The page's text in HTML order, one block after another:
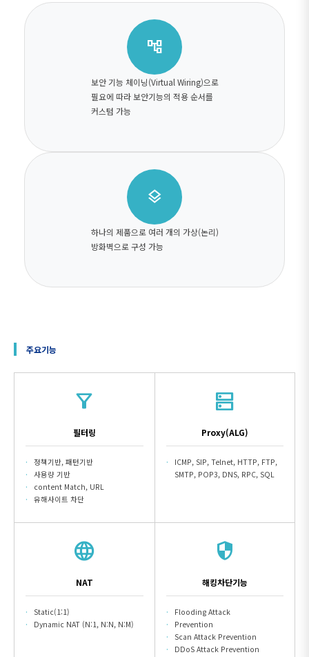
account_tree
보안 기능 체이닝(Virtual Wiring)으로
필요에 따라 보안기능의 적용 순서를
커스텀 가능
layers
하나의 제품으로 여러 개의 가상(논리)
방화벽으로 구성 가능
주요기능
filter_alt
필터링
정책기반, 패턴기반
사용량 기반
content Match, URL
유해사이트 차단
dns
Proxy(ALG)
ICMP, SIP, Telnet, HTTP, FTP,
SMTP, POP3, DNS, RPC, SQL
language
NAT
Static(1:1)
Dynamic NAT (N:1, N:N, N:M)
security
해킹차단기능
Flooding Attack
Prevention
Scan Attack Prevention
DDoS Attack Prevention